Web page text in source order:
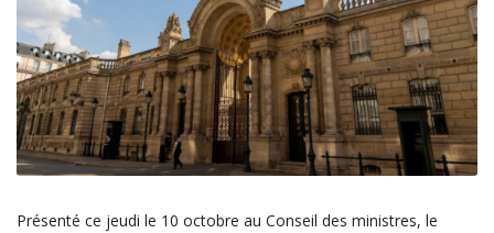
Présenté ce jeudi le 10 octobre au Conseil des ministres, le